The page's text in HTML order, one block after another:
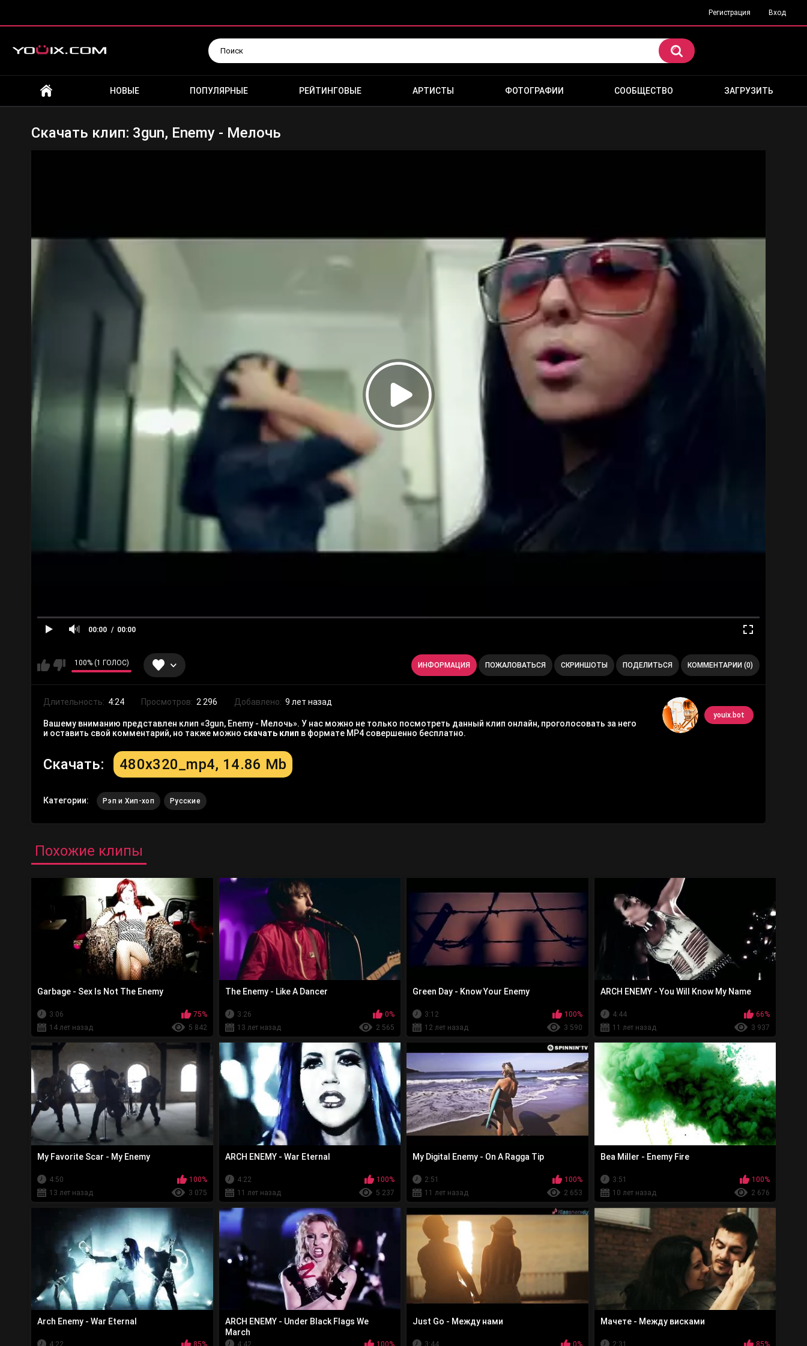
Регистрация Вход
НОВЫЕ ПОПУЛЯРНЫЕ РЕЙТИНГОВЫЕ АРТИСТЫ ФОТОГРАФИИ СООБЩЕСТВО ЗАГРУЗИТЬ
Скачать клип: 3gun, Enemy - Мелочь
00:00 00:00
100% (1 ГОЛОС) ИНФОРМАЦИЯ ПОЖАЛОВАТЬСЯ СКРИНШОТЫ ПОДЕЛИТЬСЯ КОММЕНТАРИИ (0)
youix.bot
Длительность: 4:24 Просмотров: 2 296 Добавлено: 9 лет назад
Вашему вниманию представлен клип «3gun, Enemy - Мелочь». У нас можно не только посмотреть данный клип онлайн, проголосовать за него
и оставить свой комментарий, но также можно скачать клип в формате MP4 совершенно бесплатно.
Скачать: 480x320_mp4, 14.86 Mb
Категории: Рэп и Хип-хоп Русские
Похожие клипы
Garbage - Sex Is Not The Enemy
3:06
75%
14 лет назад
5 842
The Enemy - Like A Dancer
3:26
0%
13 лет назад
2 565
Green Day - Know Your Enemy
3:12
100%
12 лет назад
3 590
ARCH ENEMY - You Will Know My Name
4:44
66%
11 лет назад
3 937
My Favorite Scar - My Enemy
4:50
100%
13 лет назад
3 075
ARCH ENEMY - War Eternal
4:22
100%
11 лет назад
5 237
My Digital Enemy - On A Ragga Tip
2:51
100%
11 лет назад
2 653
Bea Miller - Enemy Fire
3:51
100%
10 лет назад
2 676
Arch Enemy - War Eternal
4:22 85%
ARCH ENEMY - Under Black Flags We
March
4:42 100%
Just Go - Между нами
3:44 0%
Мачете - Между висками
2:31 85%